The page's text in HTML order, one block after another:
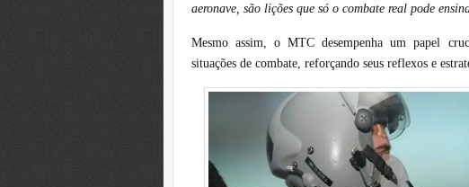
aeronave, são lições que só o combate real pode
Mesmo assim, o MTC desempenha um papel
situações de combate, reforçando seus reflexos e